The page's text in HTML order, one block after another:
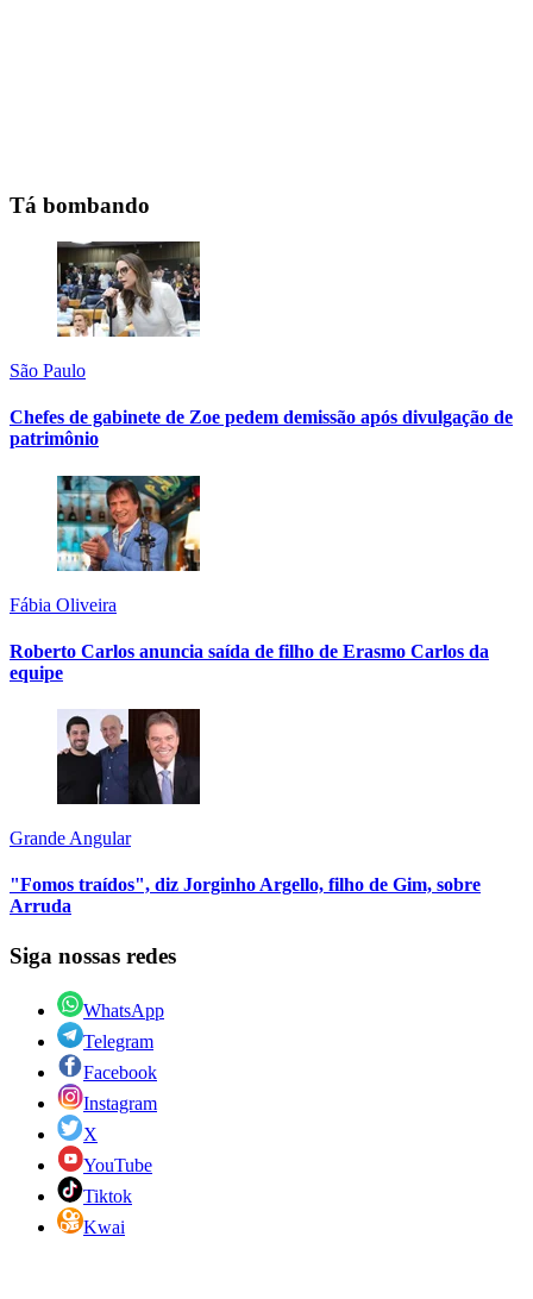
Tá bombando
São Paulo
Chefes de gabinete de Zoe pedem demissão após divulgação de
patrimônio
Fábia Oliveira
Roberto Carlos anuncia saída de filho de Erasmo Carlos da
equipe
Grande Angular
"Fomos traídos", diz Jorginho Argello, filho de Gim, sobre
Arruda
Siga nossas redes
WhatsApp
Telegram
Facebook
Instagram
X
YouTube
Tiktok
Kwai